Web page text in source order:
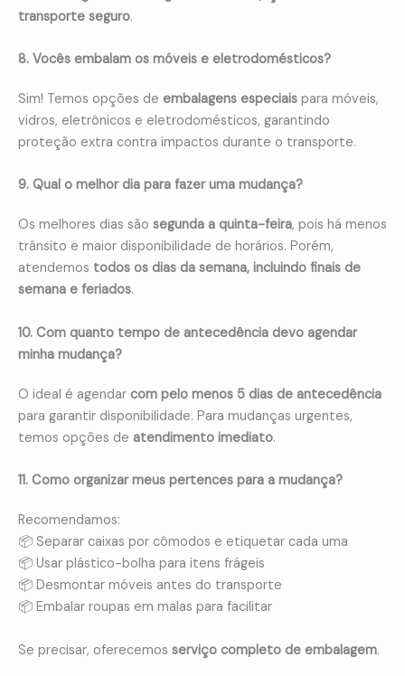
transporte seguro.
8. Vocês embalam os móveis e eletrodomésticos?
Sim! Temos opções de embalagens especiais para móveis,
vidros, eletrônicos e eletrodomésticos, garantindo
proteção extra contra impactos durante o transporte.
9. Qual o melhor dia para fazer uma mudança?
Os melhores dias são segunda a quinta-feira, pois há menos
trânsito e maior disponibilidade de horários. Porém,
atendemos todos os dias da semana, incluindo finais de
semana e feriados.
10. Com quanto tempo de antecedência devo agendar
minha mudança?
O ideal é agendar com pelo menos 5 dias de antecedência
para garantir disponibilidade. Para mudanças urgentes,
temos opções de atendimento imediato.
11. Como organizar meus pertences para a mudança?
Recomendamos:
📦 Separar caixas por cômodos e etiquetar cada uma
📦 Usar plástico-bolha para itens frágeis
📦 Desmontar móveis antes do transporte
📦 Embalar roupas em malas para facilitar
Se precisar, oferecemos serviço completo de embalagem.